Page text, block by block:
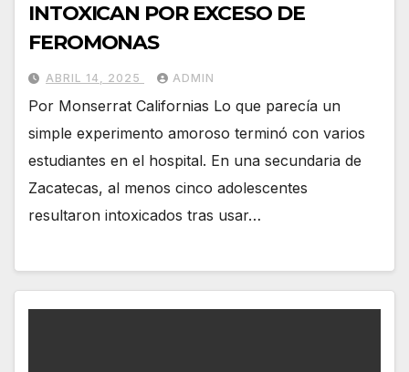
INTOXICAN POR EXCESO DE
FEROMONAS
ABRIL 14, 2025 ADMIN
Por Monserrat Californias Lo que parecía un
simple experimento amoroso terminó con varios
estudiantes en el hospital. En una secundaria de
Zacatecas, al menos cinco adolescentes
resultaron intoxicados tras usar…